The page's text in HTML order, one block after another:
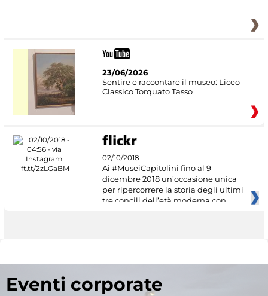
23/06/2026
Sentire e raccontare il museo: Liceo
Classico Torquato Tasso
02/10/2018
Ai #MuseiCapitolini fino al 9
dicembre 2018 un’occasione unica
per ripercorrere la storia degli ultimi
tre concili dell’età moderna con
Eventi corporate